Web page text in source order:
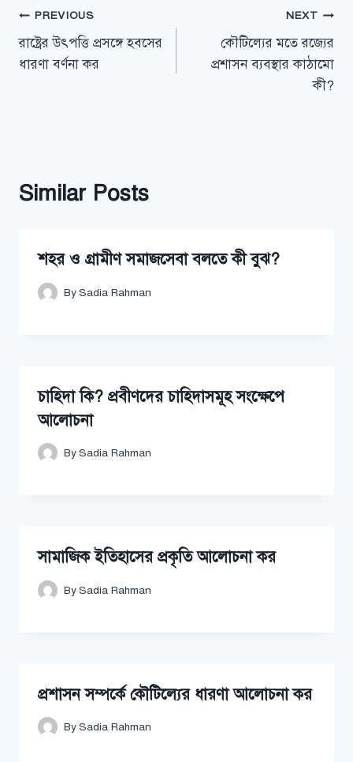
Post
navigation
PREVIOUS
রাষ্ট্রের উৎপত্তি প্রসঙ্গে হবসের
ধারণা বর্ণনা কর
NEXT
কৌটিল্যের মতে রজ্যের
প্রশাসন ব্যবস্থার কাঠামো
কী?
Similar Posts
শহর ও গ্রামীণ সমাজসেবা বলতে কী বুঝ?
BySadia Rahman
চাহিদা কি? প্রবীণদের চাহিদাসমূহ সংক্ষেপে
আলোচনা
BySadia Rahman
সামাজিক ইতিহাসের প্রকৃতি আলোচনা কর
BySadia Rahman
প্রশাসন সম্পর্কে কৌটিল্যের ধারণা আলোচনা কর
BySadia Rahman